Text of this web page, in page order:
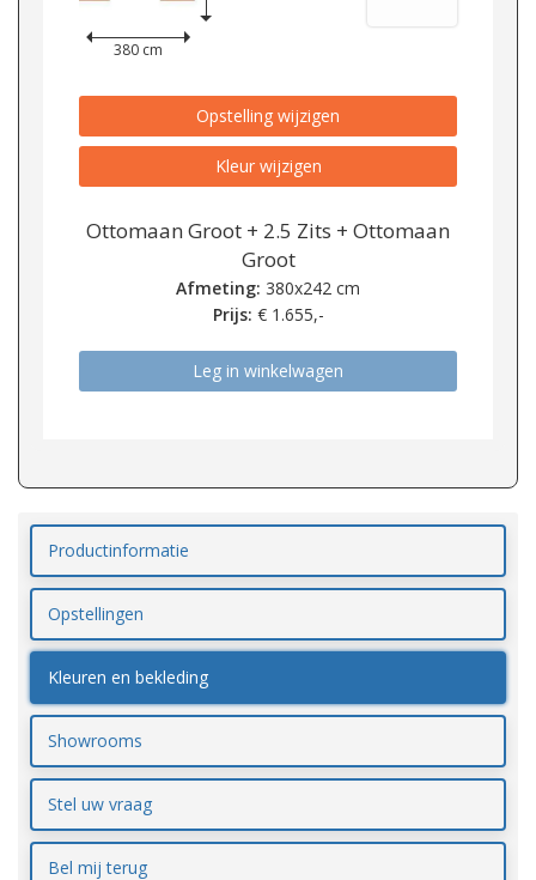
380 cm
Opstelling wijzigen
Kleur wijzigen
Ottomaan Groot + 2.5 Zits + Ottomaan
Groot
Afmeting: 380x242 cm
Prijs: € 1.655,-
Leg in winkelwagen
Productinformatie
Opstellingen
Kleuren en bekleding
Showrooms
Stel uw vraag
Bel mij terug